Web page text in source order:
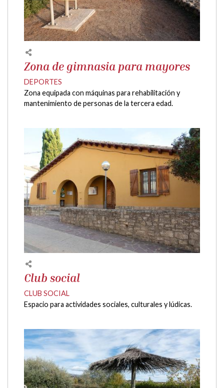
Zona de gimnasia para mayores
DEPORTES
Zona equipada con máquinas para rehabilitación y
mantenimiento de personas de la tercera edad.
Club social
CLUB SOCIAL
Espacio para actividades sociales, culturales y lúdicas.